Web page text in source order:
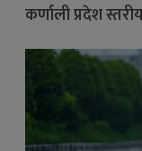
कर्णाली प्रदेश